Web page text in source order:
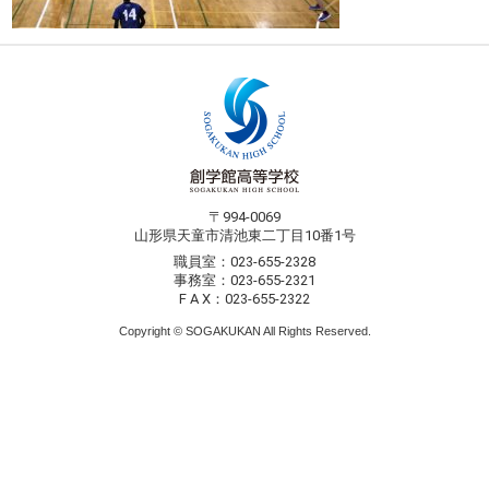
〒994-0069
山形県天童市清池東二丁目10番1号
職員室：023-655-2328
事務室：023-655-2321
F A X：023-655-2322
Copyright © SOGAKUKAN All Rights Reserved.